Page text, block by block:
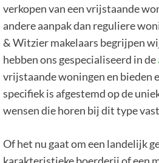
verkopen van een vrijstaande
andere aanpak dan reguliere
& Witzier makelaars begrijpen
hebben ons gespecialiseerd in de
vrijstaande woningen en bieden
specifiek is afgestemd op de
wensen die horen bij dit type
Of het nu gaat om een landelijk